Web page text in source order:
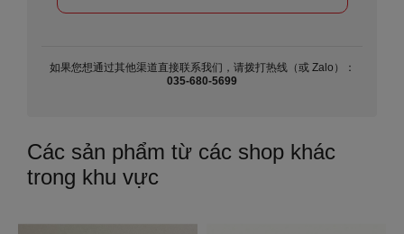
如果您想通过其他渠道直接联系我们，请拨打热线（或 Zalo）：
035-680-5699
Các sản phẩm từ các shop khác
trong khu vực